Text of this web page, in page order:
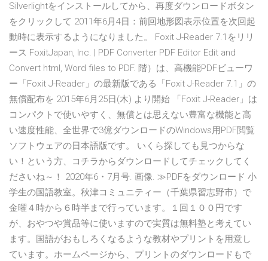
Silverlightをインストールしてから、再度ダウンロードボタン
をクリックして 2011年6月4日：前回地形図表示位置を次回起
動時に表示するようになりました。 Foxit J-Reader 7.1をリリ
ース FoxitJapan, Inc. | PDF Converter PDF Editor Edit and
Convert html, Word files to PDF. 階）は、高機能PDFビューワ
ー「Foxit J-Reader」の最新版である「Foxit J-Reader 7.1」の
無償配布を 2015年6月25日(木) より開始 「Foxit J-Reader」は
コンパクトで使いやすく、無償とは思えない豊富な機能と高
い速度性能、全世界で3億ダウンロードのWindows用PDF閲覧
ソフトウェアの日本語版です。 いくら探しても見つからな
い！という方、コチラからダウンロードしてチェックしてく
ださいね～！ 2020年6・7月号. 画像. ≫PDFをダウンロード 小
学生の国語教室。秋津コミュニティー（千葉県習志野市）で
金曜４時から６時半まで行っています。１回１００円です
が、おやつや賞品等に使いますので実質は無料塾と考えてい
ます。国語がおもしろくなるような教材やプリントを用意し
ています。ホームページから、プリントのダウンロードもで